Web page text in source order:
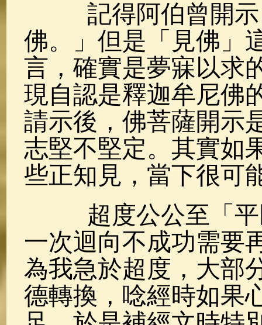
記得阿伯曾開示
佛。」但是「見佛」
言，確實是夢寐以求
現自認是釋迦牟尼佛
請示後，佛菩薩開示
志堅不堅定。其實如
些正知見，當下很可
超度公公至「平
一次迴向不成功需要
為我急於超度，大部
德轉換，唸經時如果